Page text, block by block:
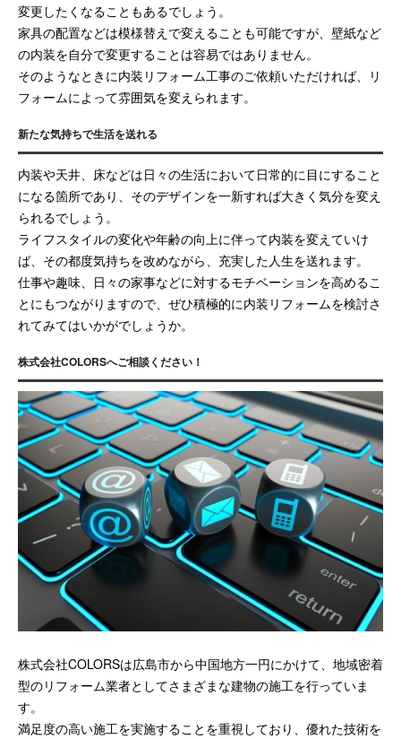
変更したくなることもあるでしょう。
家具の配置などは模様替えで変えることも可能ですが、壁紙など
の内装を自分で変更することは容易ではありません。
そのようなときに内装リフォーム工事のご依頼いただければ、リ
フォームによって雰囲気を変えられます。
新たな気持ちで生活を送れる
内装や天井、床などは日々の生活において日常的に目にすること
になる箇所であり、そのデザインを一新すれば大きく気分を変え
られるでしょう。
ライフスタイルの変化や年齢の向上に伴って内装を変えていけ
ば、その都度気持ちを改めながら、充実した人生を送れます。
仕事や趣味、日々の家事などに対するモチベーションを高めるこ
とにもつながりますので、ぜひ積極的に内装リフォームを検討さ
れてみてはいかがでしょうか。
株式会社COLORSへご相談ください！
株式会社COLORSは広島市から中国地方一円にかけて、地域密着
型のリフォーム業者としてさまざまな建物の施工を行っていま
す。
満足度の高い施工を実施することを重視しており、優れた技術を